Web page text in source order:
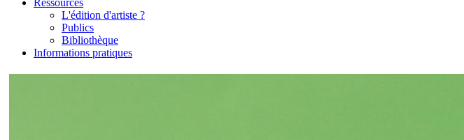
Ressources
L'édition d'artiste ?
Publics
Bibliothèque
Informations pratiques